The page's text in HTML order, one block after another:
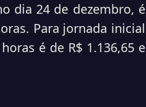
dia 24 de dezembro, é
Para jornada inicial
é de R$ 1.136,65 e